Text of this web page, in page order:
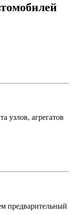
узлов, агрегатов
предварительный